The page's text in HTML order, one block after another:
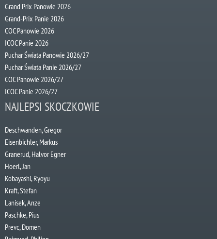
Grand Prix Panowie 2026
Grand-Prix Panie 2026
COC Panowie 2026
ICOC Panie 2026
Puchar Świata Panowie 2026/27
Puchar Świata Panie 2026/27
COC Panowie 2026/27
ICOC Panie 2026/27
NAJLEPSI SKOCZKOWIE
Deschwanden, Gregor
Eisenbichler, Markus
Granerud, Halvor Egner
Hoerl, Jan
Kobayashi, Ryoyu
Kraft, Stefan
Lanisek, Anze
Paschke, Pius
Prevc, Domen